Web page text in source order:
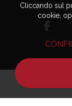
Cliccando sul
cookie,